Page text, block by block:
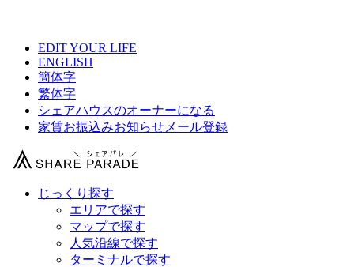
EDIT YOUR LIFE
ENGLISH
簡体字
繁体字
シェアハウスのオーナーになる
家賃お振込みお知らせメール登録
じっくり探す
エリアで探す
マップで探す
人気沿線で探す
ターミナルで探す